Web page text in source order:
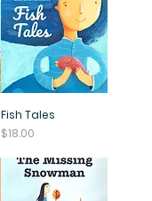
Fish Tales
價格
$18.00